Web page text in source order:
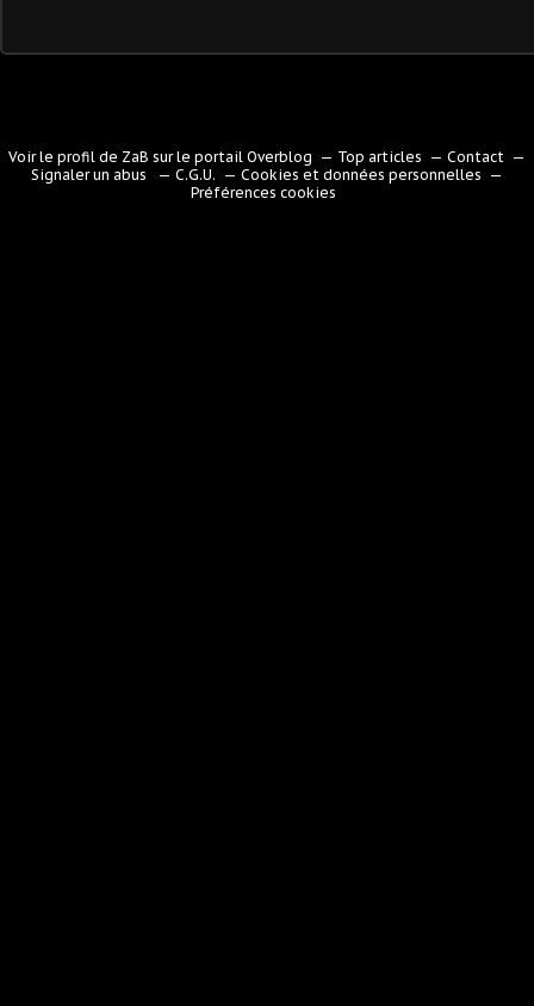
Voir le profil de ZaB sur le portail Overblog Top articles
Contact
Signaler un abus
C.G.U.
Cookies et données personnelles
Préférences cookies